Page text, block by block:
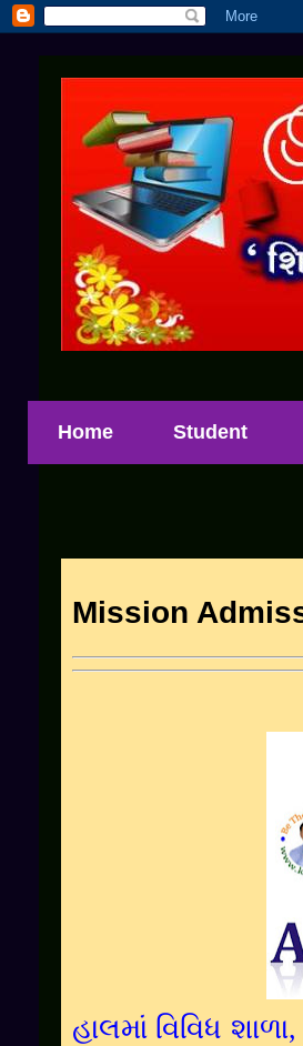
Home Student
Mission
હાલમાં વિવિધ